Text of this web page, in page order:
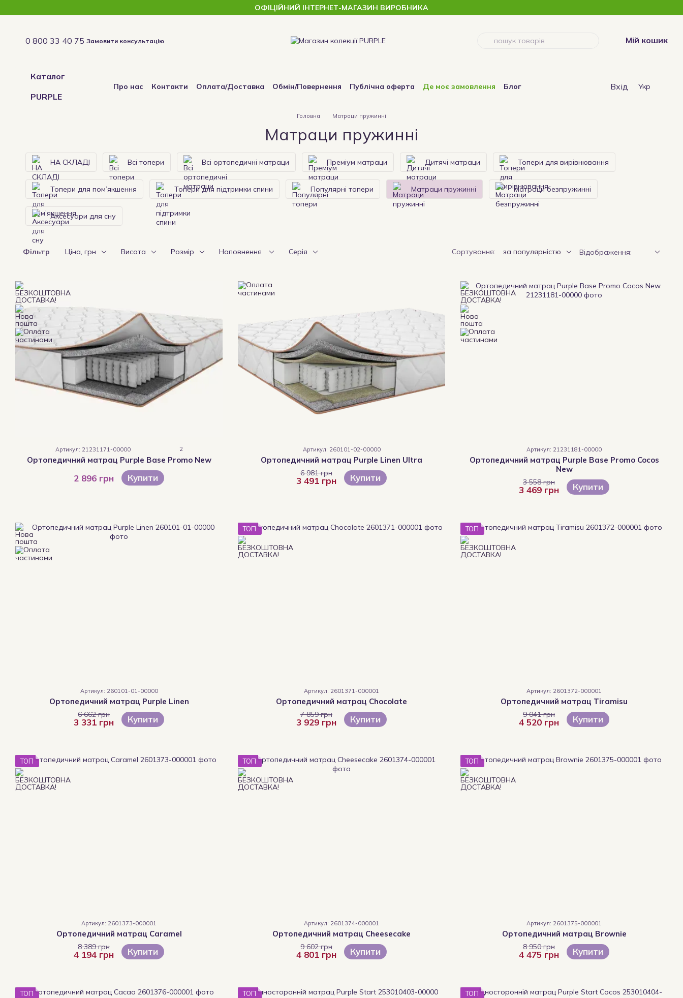
ОФІЦІЙНИЙ ІНТЕРНЕТ-МАГАЗИН ВИРОБНИКА
0 800 33 40 75 Замовити консультацію Мій кошик
Каталог
PURPLE
Про нас Контакти Оплата/Доставка Обмін/Повернення Публічна оферта Де моє замовлення
Блог
Вхід Укр
Головна Матраци пружинні
Матраци пружинні
НА СКЛАДІ Всі топери Всі ортопедичні матраци Преміум матраци Дитячі матраци Топери для вирівнювання
Топери для пом’якшення Топери для підтримки спини Популярні топери Матраци пружинні Матраци безпружинні
Аксесуари для сну
Фільтр Ціна, грн Висота Розмір Наповнення Серія Сортування: за популярністю Відображення:
Артикул: 21231171-00000 2
Ортопедичний матрац Purple Base Promo New
2 896 грн Купити
Артикул: 260101-02-00000
Ортопедичний матрац Purple Linen Ultra
6 981 грн
3 491 грн Купити
Артикул: 21231181-00000
Ортопедичний матрац Purple Base Promo Cocos
New
3 558 грн
3 469 грн Купити
Артикул: 260101-01-00000
Ортопедичний матрац Purple Linen
6 662 грн
3 331 грн Купити
ТОП
Артикул: 2601371-000001
Ортопедичний матрац Chocolate
7 859 грн
3 929 грн Купити
ТОП
Артикул: 2601372-000001
Ортопедичний матрац Tiramisu
9 041 грн
4 520 грн Купити
ТОП
Артикул: 2601373-000001
Ортопедичний матрац Caramel
8 389 грн
4 194 грн Купити
ТОП
Артикул: 2601374-000001
Ортопедичний матрац Cheesecake
9 602 грн
4 801 грн Купити
ТОП
Артикул: 2601375-000001
Ортопедичний матрац Brownie
8 950 грн
4 475 грн Купити
ТОП ТОП ТОП